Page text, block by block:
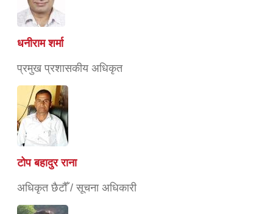
धनीराम शर्मा
प्रमुख प्रशासकीय अधिकृत
टोप बहादुर राना
अधिकृत छैटौँ / सूचना अधिकारी